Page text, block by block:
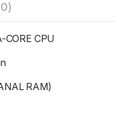
CORE CPU
RAM)